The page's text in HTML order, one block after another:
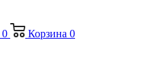
0 Корзина 0